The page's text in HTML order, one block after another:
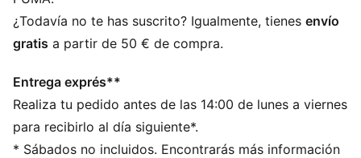
Ancho: estándar
Tipo de puntera: redondeada
Tipo de talón: plano
Detalles de la marca PUMA
¿Todavía no te has suscrito? Igualmente, tienes envío
gratis a partir de 50 € de compra.
Entrega exprés**
Realiza tu pedido antes de las 14:00 de lunes a viernes
para recibirlo al día siguiente*.
* Sábados no incluidos. Encontrarás más información